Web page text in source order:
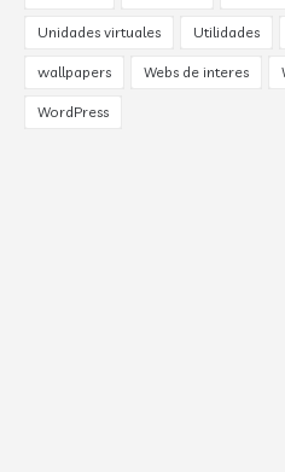
Unidades virtuales Utilidades
wallpapers Webs de interes
WordPress